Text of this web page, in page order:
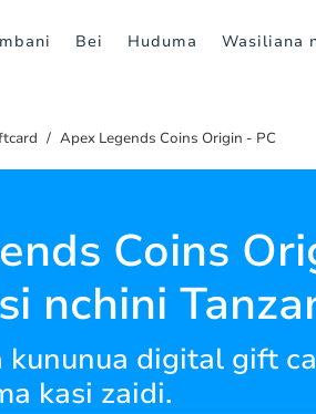
Bei Huduma Wasiliana
Apex Legends Coins Origin - PC
Coins
nchini
digital gift
kasi zaidi.